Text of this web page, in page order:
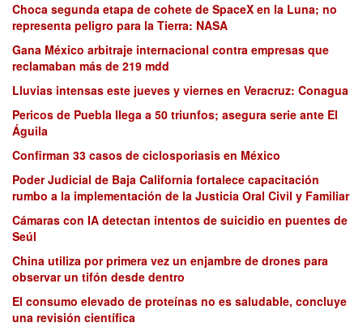
Choca segunda etapa de cohete de SpaceX en la Luna; no
representa peligro para la Tierra: NASA
Gana México arbitraje internacional contra empresas que
reclamaban más de 219 mdd
Lluvias intensas este jueves y viernes en Veracruz: Conagua
Pericos de Puebla llega a 50 triunfos; asegura serie ante El
Águila
Confirman 33 casos de ciclosporiasis en México
Poder Judicial de Baja California fortalece capacitación
rumbo a la implementación de la Justicia Oral Civil y Familiar
Cámaras con IA detectan intentos de suicidio en puentes de
Seúl
China utiliza por primera vez un enjambre de drones para
observar un tifón desde dentro
El consumo elevado de proteínas no es saludable, concluye
una revisión científica